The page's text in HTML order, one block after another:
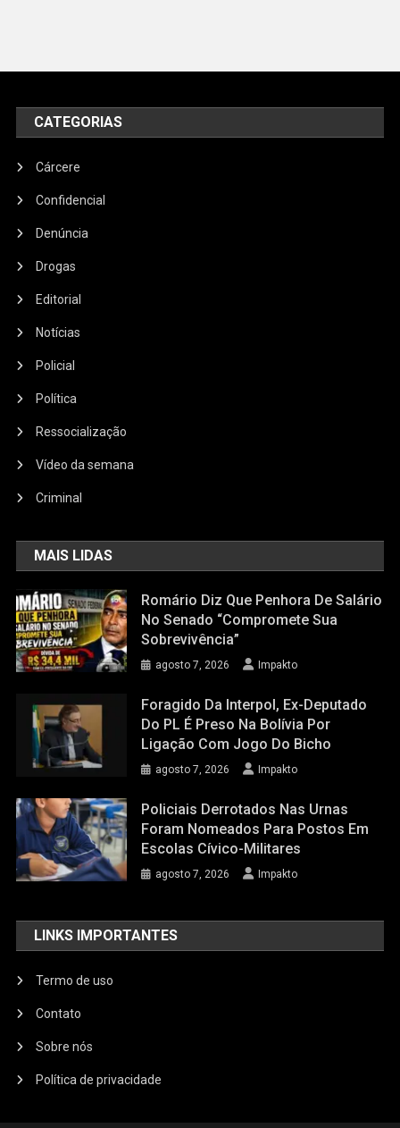
CATEGORIAS
Cárcere
Confidencial
Denúncia
Drogas
Editorial
Notícias
Policial
Política
Ressocialização
Vídeo da semana
Criminal
MAIS LIDAS
Romário Diz Que Penhora De Salário
No Senado “compromete Sua
Sobrevivência”
agosto 7, 2026 Impakto
Foragido Da Interpol, Ex-Deputado
Do PL É Preso Na Bolívia Por
Ligação Com Jogo Do Bicho
agosto 7, 2026 Impakto
Policiais Derrotados Nas Urnas
Foram Nomeados Para Postos Em
Escolas Cívico-Militares
agosto 7, 2026 Impakto
LINKS IMPORTANTES
Termo de uso
Contato
Sobre nós
Política de privacidade